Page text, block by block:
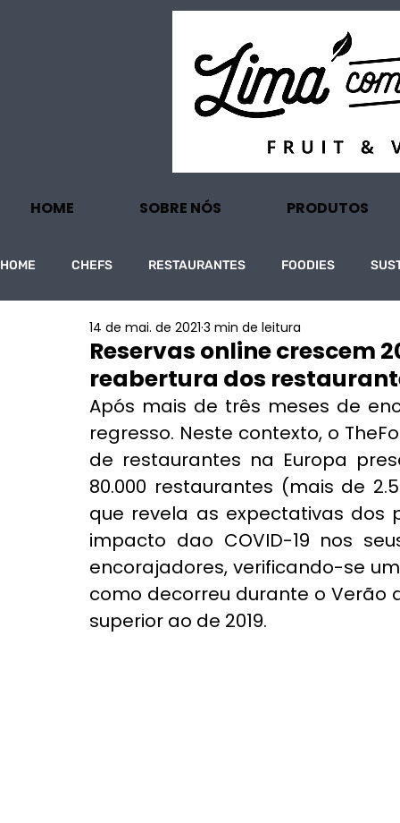
HOME SOBRE NÓS PRODUTOS
HOME CHEFS RESTAURANTES FOODIES
PROJECTOS TURISMO ECONOMIA
Reservas online crescem
reabertura dos
14 de mai. de 2021 3 min de leitura
Após mais de três meses de
regresso. Neste contexto, o
de restaurantes na Europa
80.000 restaurantes (mais de
que revela as expectativas dos
impacto dao COVID-19 nos
encorajadores, verificando-se
como decorreu durante o Verão
superior ao de 2019.